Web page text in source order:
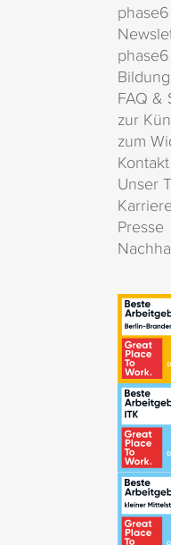
FAQ &
zur
zum
Kontakt
Unser
Presse